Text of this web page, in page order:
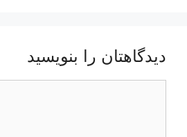
دیدگاهتان را بنویسید